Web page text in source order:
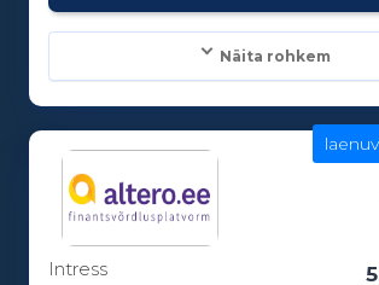
Näita rohkem
100 - 15000€
Laenuperiood:
Intress